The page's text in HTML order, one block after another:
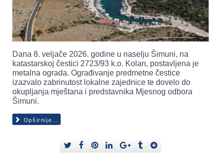
Dana 8. veljače 2026. godine u naselju Šimuni, na
katastarskoj čestici 2723/93 k.o. Kolan, postavljena je
metalna ograda. Ograđivanje predmetne čestice
izazvalo zabrinutost lokalne zajednice te dovelo do
okupljanja mještana i predstavnika Mjesnog odbora
Šimuni.
Opširnije...